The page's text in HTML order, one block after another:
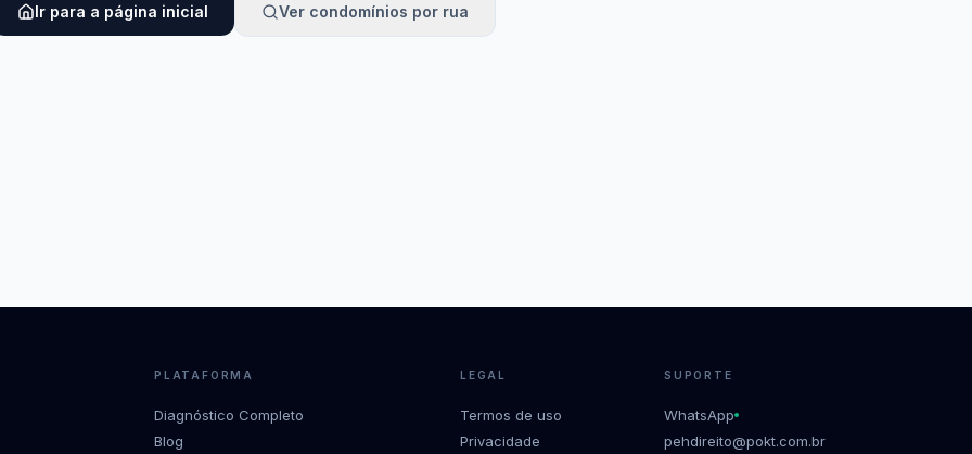
Ir para a página inicial Ver condomínios por rua
PLATAFORMA
Diagnóstico Completo
Blog
LEGAL
Termos de uso
Privacidade
SUPORTE
WhatsApp
pehdireito@pokt.com.br